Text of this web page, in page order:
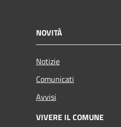
NOVITÀ
Notizie
Comunicati
Avvisi
VIVERE IL COMUNE